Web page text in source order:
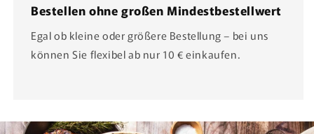
Bestellen ohne großen Mindestbestellwert
Egal ob kleine oder größere Bestellung – bei uns
können Sie flexibel ab nur 10 € einkaufen.